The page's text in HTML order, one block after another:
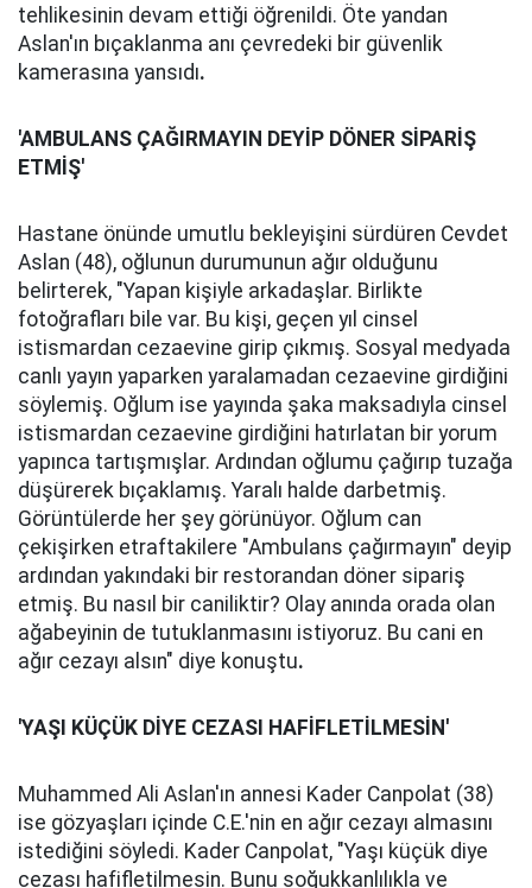
tehlikesinin devam ettiği öğrenildi. Öte yandan
Aslan'ın bıçaklanma anı çevredeki bir güvenlik
kamerasına yansıdı.
'AMBULANS ÇAĞIRMAYIN DEYİP DÖNER SİPARİŞ
ETMİŞ'
Hastane önünde umutlu bekleyişini sürdüren Cevdet
Aslan (48), oğlunun durumunun ağır olduğunu
belirterek, "Yapan kişiyle arkadaşlar. Birlikte
fotoğrafları bile var. Bu kişi, geçen yıl cinsel
istismardan cezaevine girip çıkmış. Sosyal medyada
canlı yayın yaparken yaralamadan cezaevine girdiğini
söylemiş. Oğlum ise yayında şaka maksadıyla cinsel
istismardan cezaevine girdiğini hatırlatan bir yorum
yapınca tartışmışlar. Ardından oğlumu çağırıp tuzağa
düşürerek bıçaklamış. Yaralı halde darbetmiş.
Görüntülerde her şey görünüyor. Oğlum can
çekişirken etraftakilere "Ambulans çağırmayın" deyip
ardından yakındaki bir restorandan döner sipariş
etmiş. Bu nasıl bir caniliktir? Olay anında orada olan
ağabeyinin de tutuklanmasını istiyoruz. Bu cani en
ağır cezayı alsın" diye konuştu.
'YAŞI KÜÇÜK DİYE CEZASI HAFİFLETİLMESİN'
Muhammed Ali Aslan'ın annesi Kader Canpolat (38)
ise gözyaşları içinde C.E.'nin en ağır cezayı almasını
istediğini söyledi. Kader Canpolat, "Yaşı küçük diye
cezası hafifletilmesin. Bunu soğukkanlılıkla ve